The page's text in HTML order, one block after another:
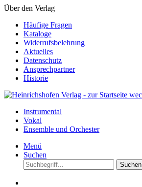
Über den Verlag
Häufige Fragen
Kataloge
Widerrufsbelehrung
Aktuelles
Datenschutz
Ansprechpartner
Historie
Instrumental
Vokal
Ensemble und Orchester
Menü
Suchen
Suchen